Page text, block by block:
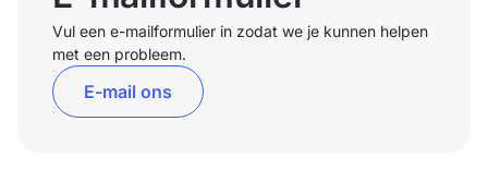
Vul een e-mailformulier in zodat we je kunnen helpen
met een probleem.
E-mail ons